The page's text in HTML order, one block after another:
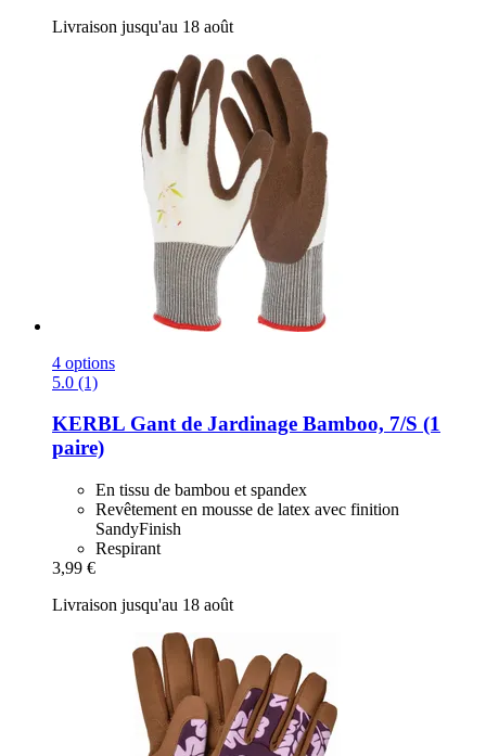
Livraison jusqu'au 18 août
4 options
5.0 (1)
KERBL Gant de Jardinage Bamboo, 7/S (1
paire)
En tissu de bambou et spandex
Revêtement en mousse de latex avec finition
SandyFinish
Respirant
3,99 €
Livraison jusqu'au 18 août